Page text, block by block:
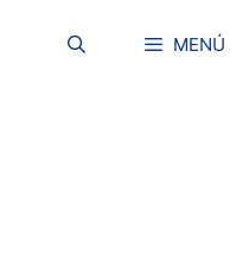
MENÚ